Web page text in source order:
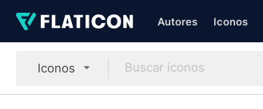
Autores Iconos
Iconos